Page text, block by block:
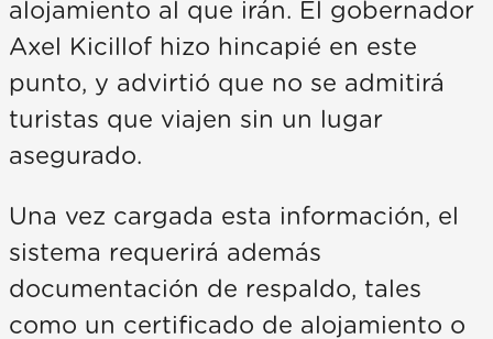
alojamiento al que irán. El gobernador
Axel Kicillof hizo hincapié en este
punto, y advirtió que no se admitirá
turistas que viajen sin un lugar
asegurado.
Una vez cargada esta información, el
sistema requerirá además
documentación de respaldo, tales
como un certificado de alojamiento o